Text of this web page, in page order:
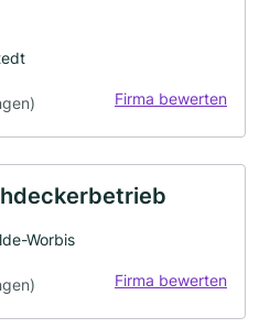
Firma bewerten
Worbis
Firma bewerten